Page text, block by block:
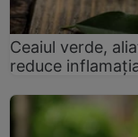
Ceaiul verde,
reduce